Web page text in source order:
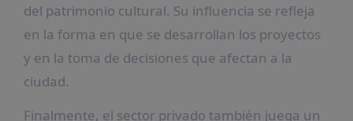
del patrimonio cultural. Su influencia se refleja
en la forma en que se desarrollan los proyectos
y en la toma de decisiones que afectan a la
ciudad.
Finalmente, el sector privado también juega un